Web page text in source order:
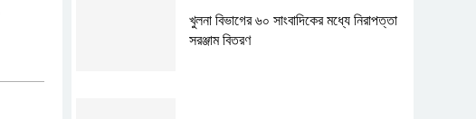
খুলনা বিভাগের ৬০ সাংবাদিকের মধ্যে নিরাপত্তা
সরঞ্জাম বিতরণ